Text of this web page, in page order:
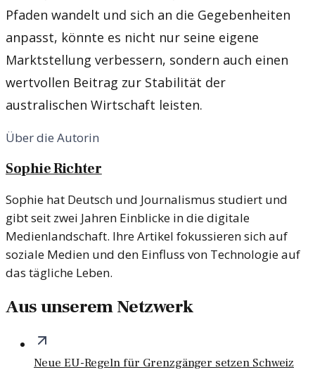
Pfaden wandelt und sich an die Gegebenheiten
anpasst, könnte es nicht nur seine eigene
Marktstellung verbessern, sondern auch einen
wertvollen Beitrag zur Stabilität der
australischen Wirtschaft leisten.
Über die Autorin
Sophie Richter
Sophie hat Deutsch und Journalismus studiert und
gibt seit zwei Jahren Einblicke in die digitale
Medienlandschaft. Ihre Artikel fokussieren sich auf
soziale Medien und den Einfluss von Technologie auf
das tägliche Leben.
Aus unserem Netzwerk
Neue EU-Regeln für Grenzgänger setzen Schweiz